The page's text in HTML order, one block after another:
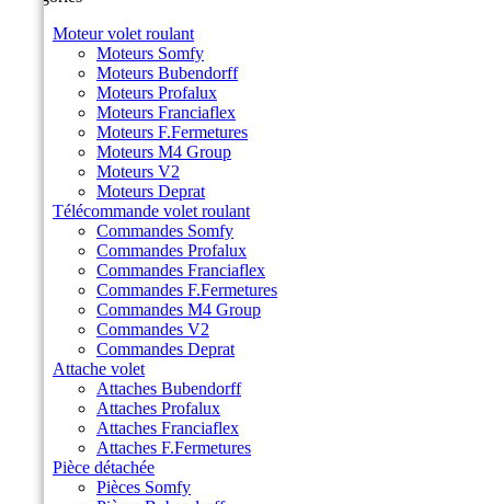
Moteur volet roulant
Moteurs Somfy
Moteurs Bubendorff
Moteurs Profalux
Moteurs Franciaflex
Moteurs F.Fermetures
Moteurs M4 Group
Moteurs V2
Moteurs Deprat
Télécommande volet roulant
Commandes Somfy
Commandes Profalux
Commandes Franciaflex
Commandes F.Fermetures
Commandes M4 Group
Commandes V2
Commandes Deprat
Attache volet
Attaches Bubendorff
Attaches Profalux
Attaches Franciaflex
Attaches F.Fermetures
Pièce détachée
Pièces Somfy